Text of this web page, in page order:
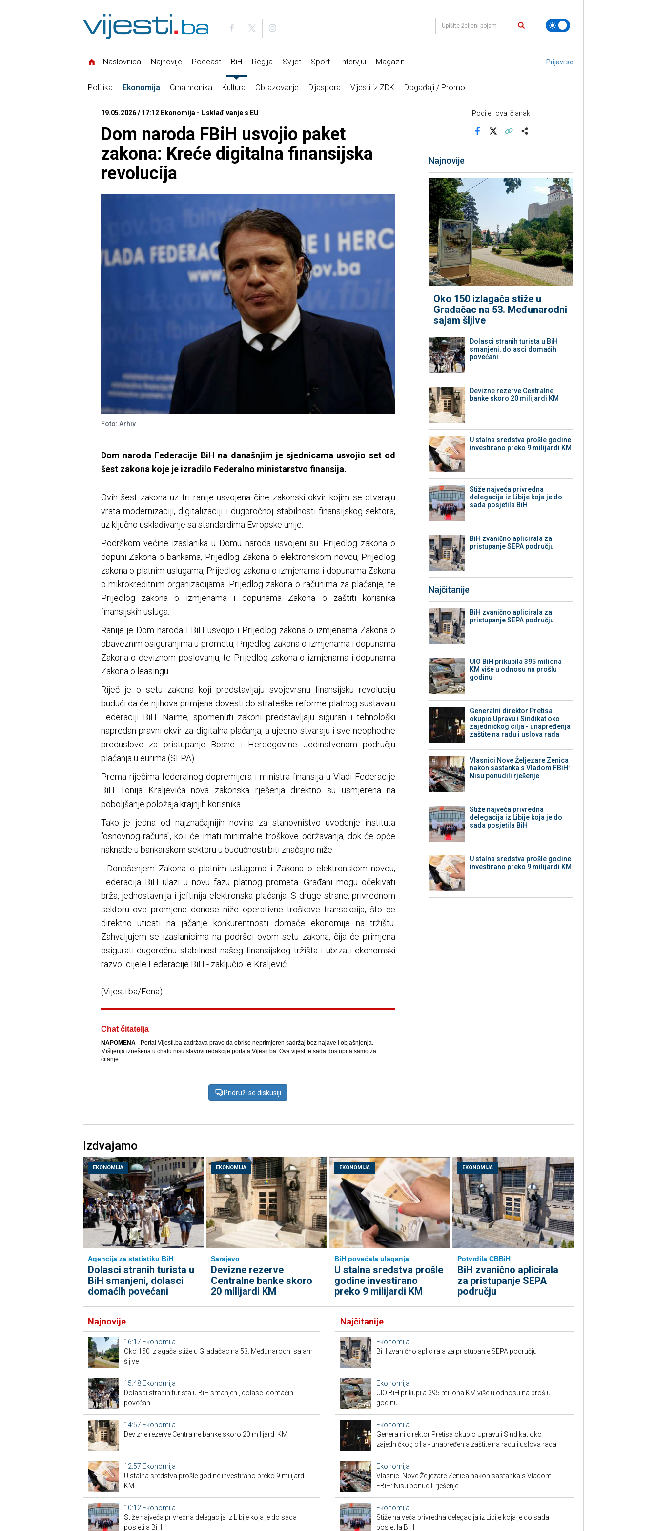
Naslovnica Najnovije Podcast BiH Regija Svijet Sport Intervjui Magazin Prijavi se
Politika Ekonomija Crna hronika Kultura Obrazovanje Dijaspora Vijesti iz ZDK Događaji / Promo
19.05.2026 / 17:12 Ekonomija - Usklađivanje s EU
Dom naroda FBiH usvojio paket
zakona: Kreće digitalna finansijska
revolucija
Foto: Arhiv
Dom naroda Federacije BiH na današnjim je sjednicama usvojio set od
šest zakona koje je izradilo Federalno ministarstvo finansija.
Ovih šest zakona uz tri ranije usvojena čine zakonski okvir kojim se otvaraju
vrata modernizaciji, digitalizaciji i dugoročnoj stabilnosti finansijskog sektora,
uz ključno usklađivanje sa standardima Evropske unije.
Podrškom većine izaslanika u Domu naroda usvojeni su: Prijedlog zakona o
dopuni Zakona o bankama, Prijedlog Zakona o elektronskom novcu, Prijedlog
zakona o platnim uslugama, Prijedlog zakona o izmjenama i dopunama Zakona
o mikrokreditnim organizacijama, Prijedlog zakona o računima za plaćanje, te
Prijedlog zakona o izmjenama i dopunama Zakona o zaštiti korisnika
finansijskih usluga.
Ranije je Dom naroda FBiH usvojio i Prijedlog zakona o izmjenama Zakona o
obaveznim osiguranjima u prometu, Prijedlog zakona o izmjenama i dopunama
Zakona o deviznom poslovanju, te Prijedlog zakona o izmjenama i dopunama
Zakona o leasingu.
Riječ je o setu zakona koji predstavljaju svojevrsnu finansijsku revoluciju
budući da će njihova primjena dovesti do strateške reforme platnog sustava u
Federaciji BiH. Naime, spomenuti zakoni predstavljaju siguran i tehnološki
napredan pravni okvir za digitalna plaćanja, a ujedno stvaraju i sve neophodne
preduslove za pristupanje Bosne i Hercegovine Jedinstvenom području
plaćanja u eurima (SEPA).
Prema riječima federalnog dopremijera i ministra finansija u Vladi Federacije
BiH Tonija Kraljevića nova zakonska rješenja direktno su usmjerena na
poboljšanje položaja krajnjih korisnika.
Tako je jedna od najznačajnijih novina za stanovništvo uvođenje instituta
"osnovnog računa", koji će imati minimalne troškove održavanja, dok će opće
naknade u bankarskom sektoru u budućnosti biti značajno niže.
- Donošenjem Zakona o platnim uslugama i Zakona o elektronskom novcu,
Federacija BiH ulazi u novu fazu platnog prometa. Građani mogu očekivati
brža, jednostavnija i jeftinija elektronska plaćanja. S druge strane, privrednom
sektoru ove promjene donose niže operativne troškove transakcija, što će
direktno uticati na jačanje konkurentnosti domaće ekonomije na tržištu.
Zahvaljujem se izaslanicima na podršci ovom setu zakona, čija će primjena
osigurati dugoročnu stabilnost našeg finansijskog tržišta i ubrzati ekonomski
razvoj cijele Federacije BiH - zaključio je Kraljević.
(Vijesti.ba/Fena)
Chat čitatelja
NAPOMENA- Portal Vijesti.ba zadržava pravo da obriše neprimjeren sadržaj bez najave i objašnjenja.
Mišljenja iznešena u chatu nisu stavovi redakcije portala Vijesti.ba. Ova vijest je sada dostupna samo za
čitanje.
Pridruži se diskusiji
Podijeli ovaj članak
Najnovije
Oko 150 izlagača stiže u
Gradačac na 53. Međunarodni
sajam šljive
Dolasci stranih turista u BiH
smanjeni, dolasci domaćih
povećani
Devizne rezerve Centralne
banke skoro 20 milijardi KM
U stalna sredstva prošle godine
investirano preko 9 milijardi KM
Stiže najveća privredna
delegacija iz Libije koja je do
sada posjetila BiH
BiH zvanično aplicirala za
pristupanje SEPA području
Najčitanije
BiH zvanično aplicirala za
pristupanje SEPA području
UIO BiH prikupila 395 miliona
KM više u odnosu na prošlu
godinu
Generalni direktor Pretisa
okupio Upravu i Sindikat oko
zajedničkog cilja - unapređenja
zaštite na radu i uslova rada
Vlasnici Nove Željezare Zenica
nakon sastanka s Vladom FBiH:
Nisu ponudili rješenje
Stiže najveća privredna
delegacija iz Libije koja je do
sada posjetila BiH
U stalna sredstva prošle godine
investirano preko 9 milijardi KM
Izdvajamo
EKONOMIJA
Agencija za statistiku BiH
Dolasci stranih turista u
BiH smanjeni, dolasci
domaćih povećani
EKONOMIJA
Sarajevo
Devizne rezerve
Centralne banke skoro
20 milijardi KM
EKONOMIJA
BiH povećala ulaganja
U stalna sredstva prošle
godine investirano
preko 9 milijardi KM
EKONOMIJA
Potvrdila CBBiH
BiH zvanično aplicirala
za pristupanje SEPA
području
Najnovije
16:17 Ekonomija
Oko 150 izlagača stiže u Gradačac na 53. Međunarodni sajam
šljive
15:48 Ekonomija
Dolasci stranih turista u BiH smanjeni, dolasci domaćih
povećani
14:57 Ekonomija
Devizne rezerve Centralne banke skoro 20 milijardi KM
12:57 Ekonomija
U stalna sredstva prošle godine investirano preko 9 milijardi
KM
10:12 Ekonomija
Stiže najveća privredna delegacija iz Libije koja je do sada
posjetila BiH
Najčitanije
Ekonomija
BiH zvanično aplicirala za pristupanje SEPA području
Ekonomija
UIO BiH prikupila 395 miliona KM više u odnosu na prošlu
godinu
Ekonomija
Generalni direktor Pretisa okupio Upravu i Sindikat oko
zajedničkog cilja - unapređenja zaštite na radu i uslova rada
Ekonomija
Vlasnici Nove Željezare Zenica nakon sastanka s Vladom
FBiH: Nisu ponudili rješenje
Ekonomija
Stiže najveća privredna delegacija iz Libije koja je do sada
posjetila BiH